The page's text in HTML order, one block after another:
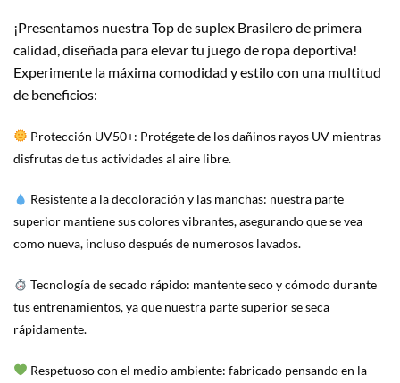
¡Presentamos nuestra Top de suplex Brasilero de primera
calidad, diseñada para elevar tu juego de ropa deportiva!
Experimente la máxima comodidad y estilo con una multitud
de beneficios:
Protección UV50+: Protégete de los dañinos rayos UV mientras
disfrutas de tus actividades al aire libre.
Resistente a la decoloración y las manchas: nuestra parte
superior mantiene sus colores vibrantes, asegurando que se vea
como nueva, incluso después de numerosos lavados.
Tecnología de secado rápido: mantente seco y cómodo durante
tus entrenamientos, ya que nuestra parte superior se seca
rápidamente.
Respetuoso con el medio ambiente: fabricado pensando en la